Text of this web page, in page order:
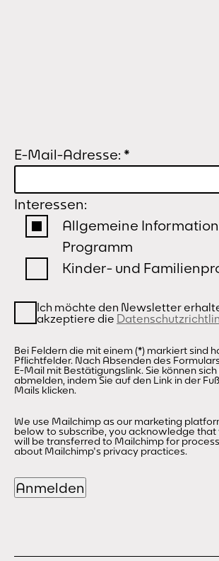
E-Mail-Adresse: *
Interessen:
Allgemeine
Programm
Kinder- und
Ich möchte den Newsletter erhalten und
akzeptiere die
Bei Feldern die mit einem (*) markiert sind
Pflichtfelder. Nach Absenden des
E-Mail mit Bestätigungslink. Sie können
abmelden, indem Sie auf den Link in der
Mails klicken.
We use Mailchimp as our marketing
below to subscribe, you acknowledge
will be transferred to Mailchimp for
about Mailchimp's privacy practices.